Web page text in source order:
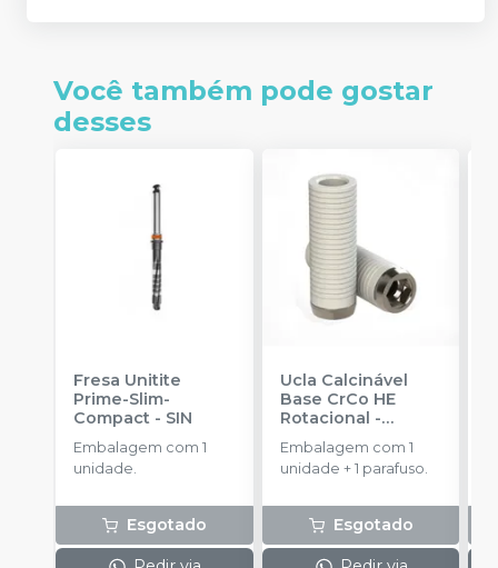
Você também pode gostar
desses
Fresa Unitite
Prime-Slim-
Compact - SIN
Embalagem com 1
unidade.
Esgotado
Ucla Calcinável
Base CrCo HE
Rotacional -
SINGULAR
Embalagem com 1
unidade + 1 parafuso.
Esgotado